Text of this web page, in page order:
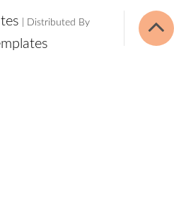
| Distributed By